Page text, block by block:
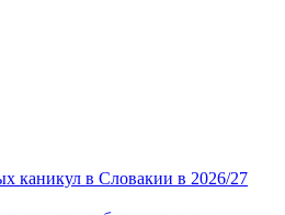
каникул в Словакии в 2026/27